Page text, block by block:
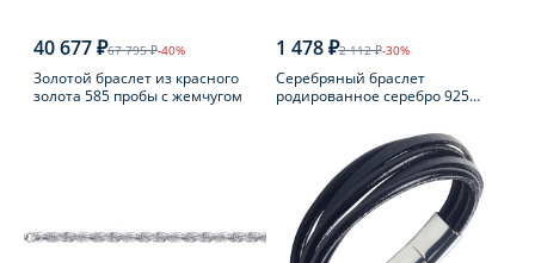
40 677 ₽67 795 ₽-40%
Золотой браслет из красного
золота 585 пробы с жемчугом
1 478 ₽2 112 ₽-30%
Серебряный браслет
родированное серебро 925